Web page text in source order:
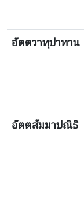
อัตตวาทุปาทาน
อัตตสัมมาปณิธิ